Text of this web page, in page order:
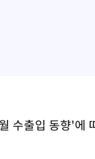
수출입 동향'에